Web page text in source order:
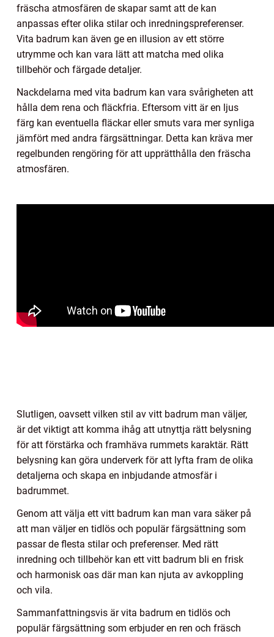
fräscha atmosfären de skapar samt att de kan
anpassas efter olika stilar och inredningspreferenser.
Vita badrum kan även ge en illusion av ett större
utrymme och kan vara lätt att matcha med olika
tillbehör och färgade detaljer.
Nackdelarna med vita badrum kan vara svårigheten att
hålla dem rena och fläckfria. Eftersom vitt är en ljus
färg kan eventuella fläckar eller smuts vara mer synliga
jämfört med andra färgsättningar. Detta kan kräva mer
regelbunden rengöring för att upprätthålla den fräscha
atmosfären.
Slutligen, oavsett vilken stil av vitt badrum man väljer,
är det viktigt att komma ihåg att utnyttja rätt belysning
för att förstärka och framhäva rummets karaktär. Rätt
belysning kan göra underverk för att lyfta fram de olika
detaljerna och skapa en inbjudande atmosfär i
badrummet.
Genom att välja ett vitt badrum kan man vara säker på
att man väljer en tidlös och populär färgsättning som
passar de flesta stilar och preferenser. Med rätt
inredning och tillbehör kan ett vitt badrum bli en frisk
och harmonisk oas där man kan njuta av avkoppling
och vila.
Sammanfattningsvis är vita badrum en tidlös och
populär färgsättning som erbjuder en ren och fräsch